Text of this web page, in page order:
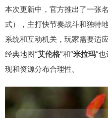
本次更新中，官方推出了一张
式），主打快节奏战斗和独特
系统和互动机关，玩家需要适
经典地图“艾伦格”和“米拉玛”
现和资源分布合理性。